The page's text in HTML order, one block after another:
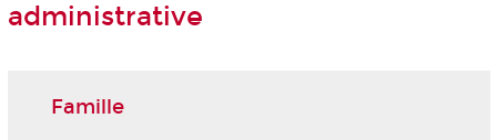
administrative
Famille